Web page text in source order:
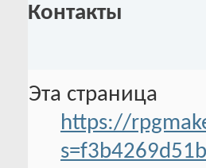
Контакты
Эта страница
https://